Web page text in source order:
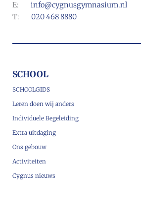
E: info@cygnusgymnasium.nl
T: 020 468 8880
SCHOOL
SCHOOLGIDS
Leren doen wij anders
Individuele Begeleiding
Extra uitdaging
Ons gebouw
Activiteiten
Cygnus nieuws